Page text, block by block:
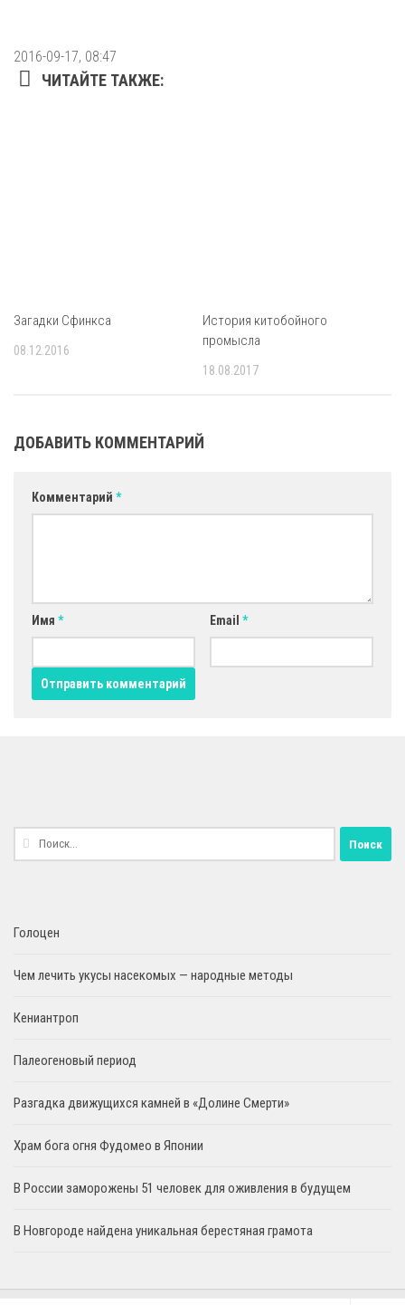
2016-09-17, 08:47
ЧИТАЙТЕ ТАКЖЕ:
Загадки Сфинкса
08.12.2016
История китобойного
промысла
18.08.2017
ДОБАВИТЬ КОММЕНТАРИЙ
Комментарий *
Имя * Email *
Найти:
Голоцен
Чем лечить укусы насекомых — народные методы
Кениантроп
Палеогеновый период
Разгадка движущихся камней в «Долине Смерти»
Храм бога огня Фудомео в Японии
В России заморожены 51 человек для оживления в будущем
В Новгороде найдена уникальная берестяная грамота